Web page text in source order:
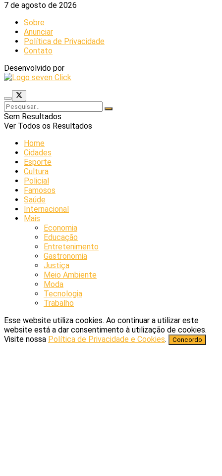
7 de agosto de 2026
Sobre
Anunciar
Política de Privacidade
Contato
Desenvolvido por
Sem Resultados
Ver Todos os Resultados
Home
Cidades
Esporte
Cultura
Policial
Famosos
Saúde
Internacional
Mais
Economia
Educação
Entretenimento
Gastronomia
Justiça
Meio Ambiente
Moda
Tecnologia
Trabalho
Esse website utiliza cookies. Ao continuar a utilizar este
website está a dar consentimento à utilização de cookies.
Visite nossa Política de Privacidade e Cookies. Concordo